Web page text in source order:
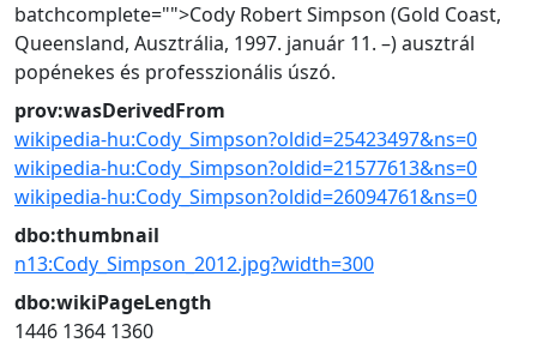
batchcomplete="">Cody Robert Simpson (Gold Coast,
Queensland, Ausztrália, 1997. január 11. –) ausztrál
popénekes és professzionális úszó.
prov:wasDerivedFrom
wikipedia-hu:Cody_Simpson?oldid=25423497&ns=0
wikipedia-hu:Cody_Simpson?oldid=21577613&ns=0
wikipedia-hu:Cody_Simpson?oldid=26094761&ns=0
dbo:thumbnail
n13:Cody_Simpson_2012.jpg?width=300
dbo:wikiPageLength
1446 1364 1360